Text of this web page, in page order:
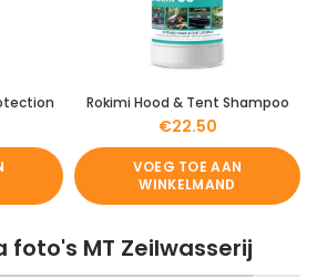
Rokimi Hood & Tent Shampoo
€22.50
VOEG TOE AAN
WINKELMAND
foto's MT Zeilwasserij